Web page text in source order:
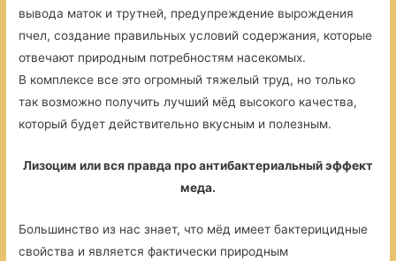
вывода маток и трутней, предупреждение вырождения
пчел, создание правильных условий содержания, которые
отвечают природным потребностям насекомых.
В комплексе все это огромный тяжелый труд, но только
так возможно получить лучший мёд высокого качества,
который будет действительно вкусным и полезным.
Лизоцим или вся правда про антибактериальный эффект
меда.
Большинство из нас знает, что мёд имеет бактерицидные
свойства и является фактически природным